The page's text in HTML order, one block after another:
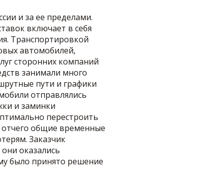
и за ее пределами.
включает в себя
Транспортировкой
автомобилей,
сторонних компаний
занимали много
пути и графики
отправлялись
и заминки
перестроить
общие временные
Заказчик
оказались
было принято решение